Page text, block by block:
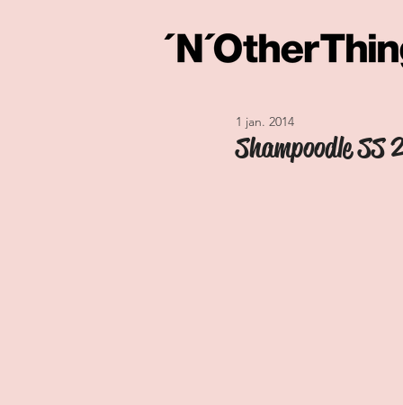
Shampoodle SS
1 jan. 2014